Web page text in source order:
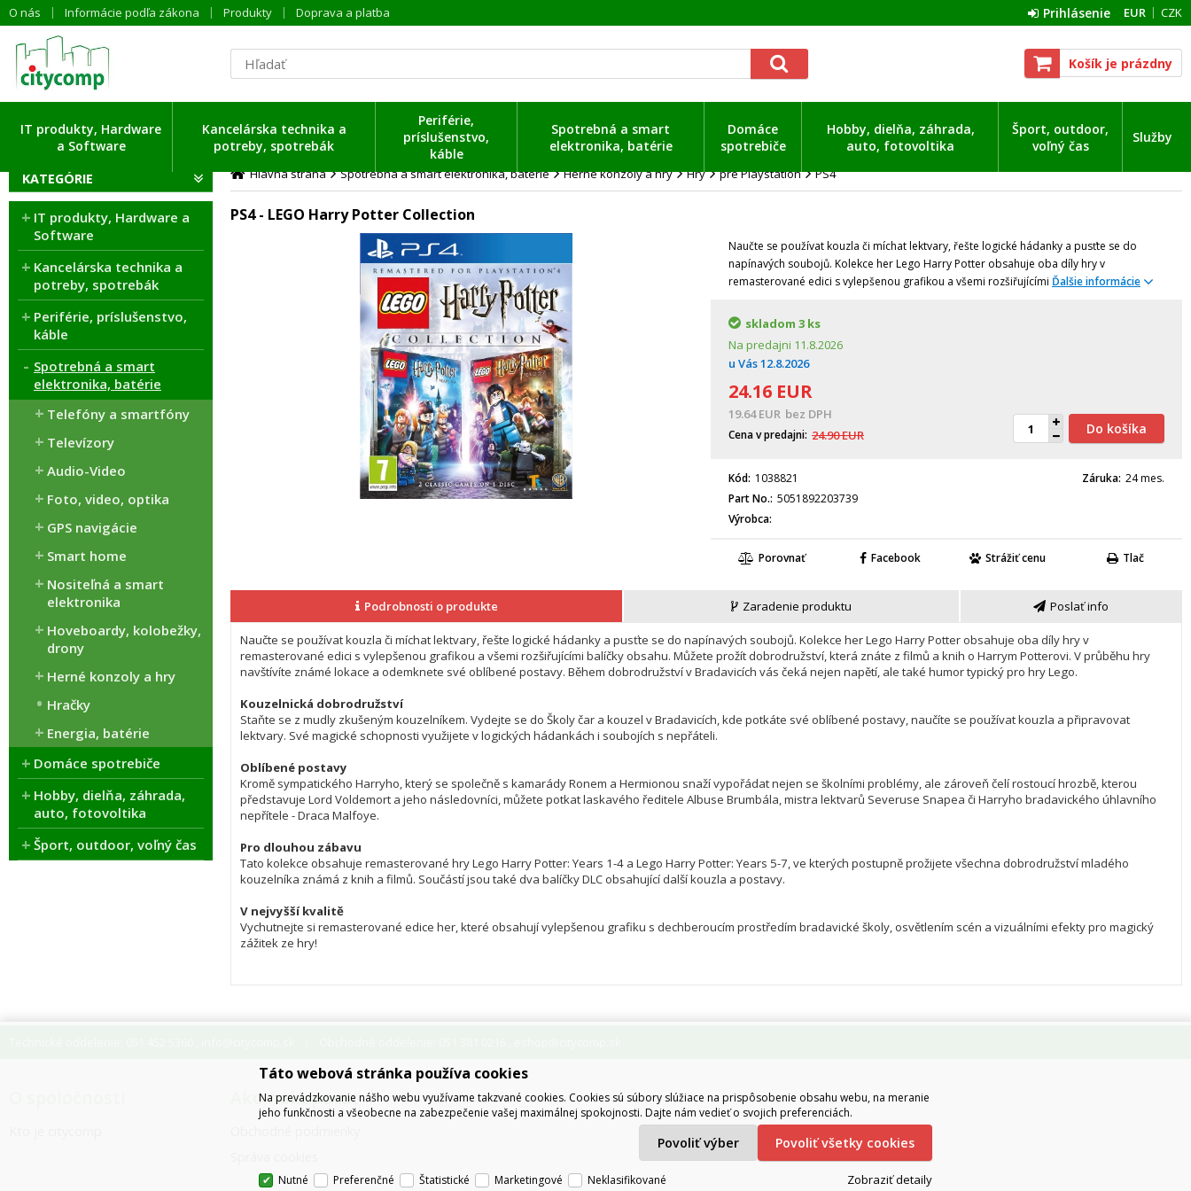
O nás Informácie podľa zákona Produkty Doprava a platba EUR CZK
Prihlásenie
Košík je prázdny
IT produkty, Hardware
a Software
Kancelárska technika a
potreby, spotrebák
Periférie,
príslušenstvo,
káble
Spotrebná a smart
elektronika, batérie
Domáce
spotrebiče
Hobby, dielňa, záhrada,
auto, fotovoltika
Šport, outdoor,
voľný čas
Služby
KATEGÓRIE
IT produkty, Hardware a
Software
Kancelárska technika a
potreby, spotrebák
Periférie, príslušenstvo,
káble
Spotrebná a smart
elektronika, batérie
Telefóny a smartfóny
Televízory
Audio-Video
Foto, video, optika
GPS navigácie
Smart home
Nositeľná a smart
elektronika
Hoveboardy, kolobežky,
drony
Herné konzoly a hry
Hračky
Energia, batérie
Domáce spotrebiče
Hobby, dielňa, záhrada,
auto, fotovoltika
Šport, outdoor, voľný čas
Hlavná strana Spotrebná a smart elektronika, batérie Herné konzoly a hry Hry pre Playstation PS4
PS4 - LEGO Harry Potter Collection
Naučte se používat kouzla či míchat lektvary, řešte logické hádanky a pusťte se do
napínavých soubojů. Kolekce her Lego Harry Potter obsahuje oba díly hry v
remasterované edici s vylepšenou grafikou a všemi rozšiřujícími Ďalšie informácie
skladom 3 ks
Na predajni 11.8.2026
u Vás12.8.2026
24.16 EUR
19.64EUR bez DPH
Cena v predajni 24.90EUR Do košíka
Kód 1038821
Part No. 5051892203739
Výrobca
Záruka 24 mes.
Porovnať Facebook Strážiť cenu Tlač
Podrobnosti o produkte Zaradenie produktu Poslať info
Naučte se používat kouzla či míchat lektvary, řešte logické hádanky a pusťte se do napínavých soubojů. Kolekce her Lego Harry Potter obsahuje oba díly hry v
remasterované edici s vylepšenou grafikou a všemi rozšiřujícími balíčky obsahu. Můžete prožít dobrodružství, která znáte z filmů a knih o Harrym Potterovi. V průběhu hry
navštívíte známé lokace a odemknete své oblíbené postavy. Během dobrodružství v Bradavicích vás čeká nejen napětí, ale také humor typický pro hry Lego.
Kouzelnická dobrodružství
Staňte se z mudly zkušeným kouzelníkem. Vydejte se do Školy čar a kouzel v Bradavicích, kde potkáte své oblíbené postavy, naučíte se používat kouzla a připravovat
lektvary. Své magické schopnosti využijete v logických hádankách i soubojích s nepřáteli.
Oblíbené postavy
Kromě sympatického Harryho, který se společně s kamarády Ronem a Hermionou snaží vypořádat nejen se školními problémy, ale zároveň čelí rostoucí hrozbě, kterou
představuje Lord Voldemort a jeho následovníci, můžete potkat laskavého ředitele Albuse Brumbála, mistra lektvarů Severuse Snapea či Harryho bradavického úhlavního
nepřítele - Draca Malfoye.
Pro dlouhou zábavu
Tato kolekce obsahuje remasterované hry Lego Harry Potter: Years 1-4 a Lego Harry Potter: Years 5-7, ve kterých postupně prožijete všechna dobrodružství mladého
kouzelníka známá z knih a filmů. Součástí jsou také dva balíčky DLC obsahující další kouzla a postavy.
V nejvyšší kvalitě
Vychutnejte si remasterované edice her, které obsahují vylepšenou grafiku s dechberoucím prostředím bradavické školy, osvětlením scén a vizuálními efekty pro magický
zážitek ze hry!
Ako nakupovať
Táto webová stránka používa cookies
Na prevádzkovanie nášho webu využívame takzvané cookies. Cookies sú súbory slúžiace na prispôsobenie obsahu webu, na meranie
jeho funkčnosti a všeobecne na zabezpečenie vašej maximálnej spokojnosti. Dajte nám vedieť o svojich preferenciách.
Povoliť výber Povoliť všetky cookies
Nutné Preferenčné Štatistické Marketingové Neklasifikované Zobraziť detaily